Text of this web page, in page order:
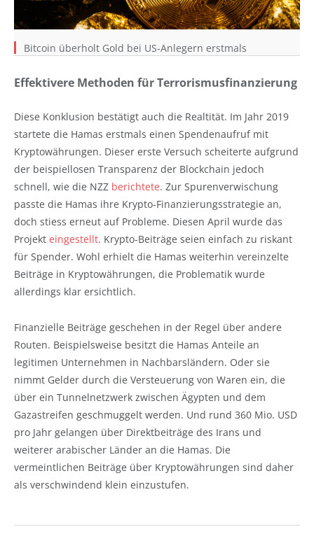
Bitcoin überholt Gold bei US-Anlegern erstmals
Effektivere Methoden für Terrorismusfinanzierung
Diese Konklusion bestätigt auch die Realtität. Im Jahr 2019
startete die Hamas erstmals einen Spendenaufruf mit
Kryptowährungen. Dieser erste Versuch scheiterte aufgrund
der beispiellosen Transparenz der Blockchain jedoch
schnell, wie die NZZ berichtete. Zur Spurenverwischung
passte die Hamas ihre Krypto-Finanzierungsstrategie an,
doch stiess erneut auf Probleme. Diesen April wurde das
Projekt eingestellt. Krypto-Beiträge seien einfach zu riskant
für Spender. Wohl erhielt die Hamas weiterhin vereinzelte
Beiträge in Kryptowährungen, die Problematik wurde
allerdings klar ersichtlich.
Finanzielle Beiträge geschehen in der Regel über andere
Routen. Beispielsweise besitzt die Hamas Anteile an
legitimen Unternehmen in Nachbarsländern. Oder sie
nimmt Gelder durch die Versteuerung von Waren ein, die
über ein Tunnelnetzwerk zwischen Ägypten und dem
Gazastreifen geschmuggelt werden. Und rund 360 Mio. USD
pro Jahr gelangen über Direktbeiträge des Irans und
weiterer arabischer Länder an die Hamas. Die
vermeintlichen Beiträge über Kryptowährungen sind daher
als verschwindend klein einzustufen.